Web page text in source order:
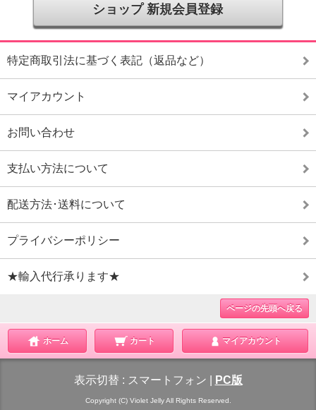
ショップ 新規会員登録
特定商取引法に基づく表記（返品など）
マイアカウント
お問い合わせ
支払い方法について
配送方法･送料について
プライバシーポリシー
★輸入代行承ります★
ページの先頭へ戻る
ホーム カート マイアカウント
表示切替 : スマートフォン PC版
Copyright (C) Violet Jelly All Rights Reserved.